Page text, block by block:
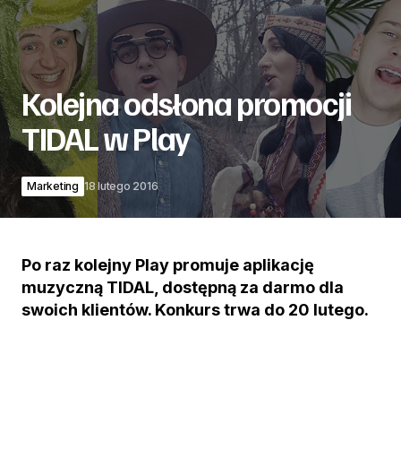
Kolejna odsłona promocji
TIDAL w Play
Marketing 18 lutego 2016
Po raz kolejny Play promuje aplikację
muzyczną TIDAL, dostępną za darmo dla
swoich klientów. Konkurs trwa do 20 lutego.